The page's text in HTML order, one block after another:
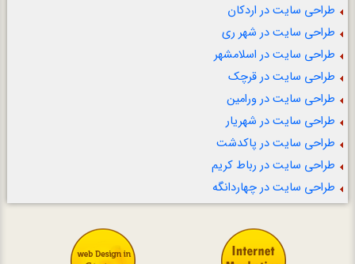
طراحی سایت در اردکان
طراحی سایت در شهر ری
طراحی سایت در اسلامشهر
طراحی سایت در قرچک
طراحی سایت در ورامین
طراحی سایت در شهریار
طراحی سایت در پاکدشت
طراحی سایت در رباط کریم
طراحی سایت در چهاردانگه